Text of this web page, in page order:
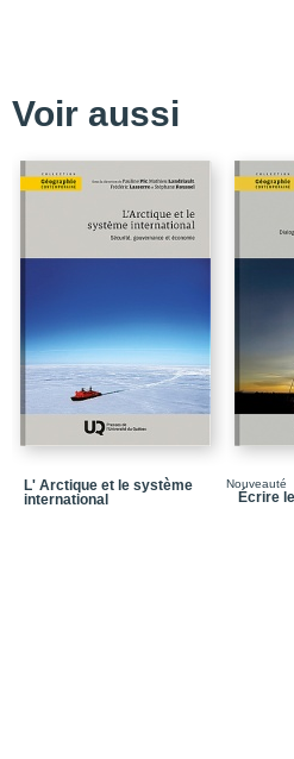
Voir aussi
L' Arctique et le système
international
Nouveauté
Écrire